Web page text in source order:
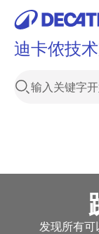
迪卡侬技
发现所有可